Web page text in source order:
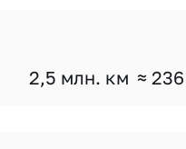
2,5 млн. км ≈